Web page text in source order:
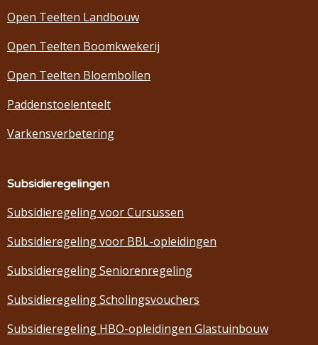
Open Teelten Landbouw
Open Teelten Boomkwekerij
Open Teelten Bloembollen
Paddenstoelenteelt
Varkensverbetering
Subsidieregelingen
Subsidieregeling voor Cursussen
Subsidieregeling voor BBL-opleidingen
Subsidieregeling Seniorenregeling
Subsidieregeling Scholingsvouchers
Subsidieregeling HBO-opleidingen Glastuinbouw